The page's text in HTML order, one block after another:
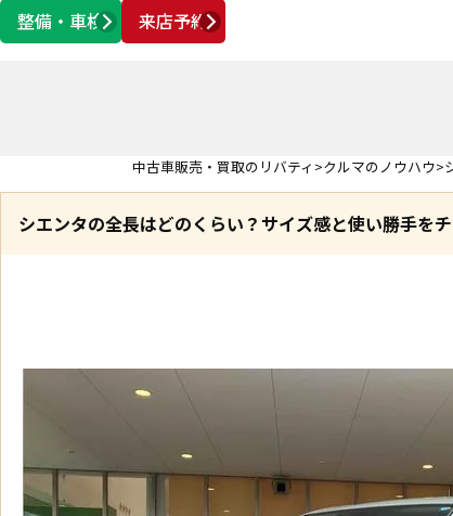
整備・車検
来店予約
営業時間 AM10:00 ～ PM6:00
中古車販売・買取のリバティ クルマのノウハウ
シエンタの全長はどのくらい？サイズ感と使い勝手を